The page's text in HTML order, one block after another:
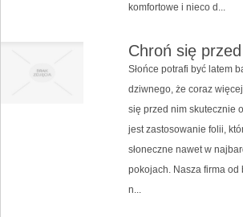
komfortowe i nieco d...
Chroń się przed
Słońce potrafi być latem
dziwnego, że coraz
się przed nim skutecznie
jest zastosowanie folii,
słoneczne nawet w
pokojach. Nasza firma od
n...